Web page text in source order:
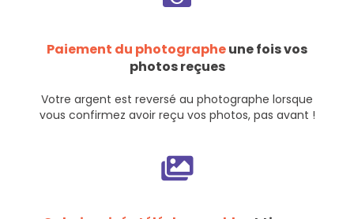
Paiement du photographeune fois vos
photos reçues
Votre argent est reversé au photographe lorsque
vous confirmez avoir reçu vos photos, pas avant !